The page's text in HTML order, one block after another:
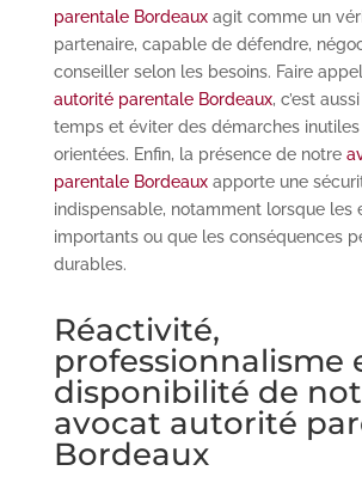
parentale Bordeauxagit comme un
partenaire, capable de défendre,
conseiller selon les besoins. Faire
autorité parentale Bordeaux, c’est
temps et éviter des démarches
orientées. Enfin, la présence de notre
parentale Bordeauxapporte une
indispensable, notamment lorsque les
importants ou que les conséquences
durables.
Réactivité,
professionnalisme
disponibilité de
avocat autorité
Bordeaux